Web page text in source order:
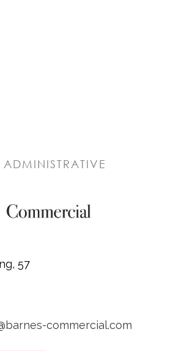
57
commercial.com